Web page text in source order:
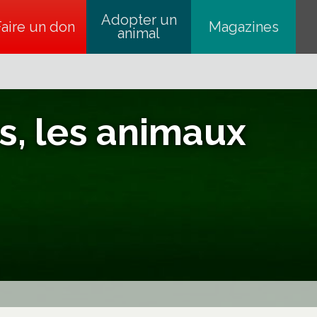
un don
s’ouvre dans un nouvel onglet
Adopter un
animal Magazines
les animaux